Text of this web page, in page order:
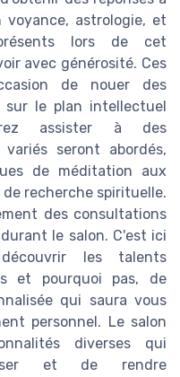
voyance, astrologie, et
lors de cet
avec générosité. Ces
de nouer des
sur le plan intellectuel
assister à des
seront abordés,
de méditation aux
recherche spirituelle.
des consultations
le salon. C'est ici
les talents
et pourquoi pas, de
qui saura vous
personnel. Le salon
diverses qui
et de rendre